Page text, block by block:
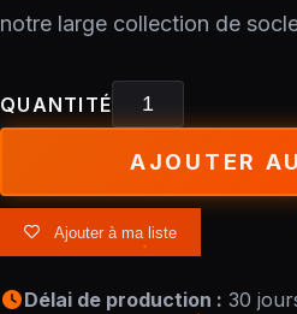
notre large collection de
QUANTITÉ
AJOUTER
Ajouter à ma liste
Délai de production : 30